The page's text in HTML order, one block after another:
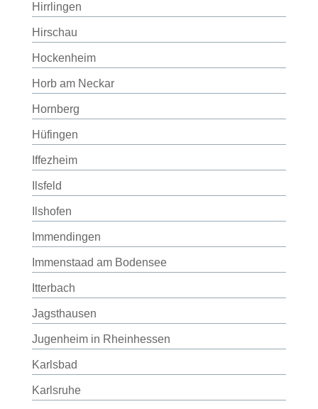
Hirrlingen
Hirschau
Hockenheim
Horb am Neckar
Hornberg
Hüfingen
Iffezheim
Ilsfeld
Ilshofen
Immendingen
Immenstaad am Bodensee
Itterbach
Jagsthausen
Jugenheim in Rheinhessen
Karlsbad
Karlsruhe